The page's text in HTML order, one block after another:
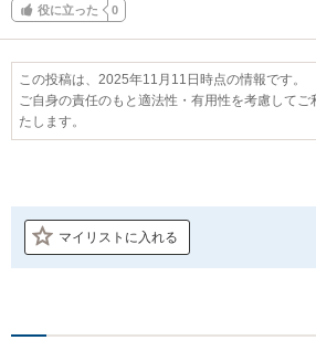
役に立った 0
この投稿は、2025年11月11日時点の情報です。
ご自身の責任のもと適法性・有用性を考慮して
たします。
マイリストに入れる